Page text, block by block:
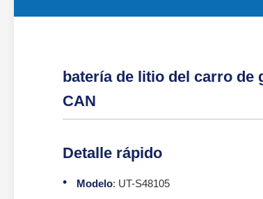
batería de litio del carro de
CAN
Detalle rápido
Modelo: UT-S48105